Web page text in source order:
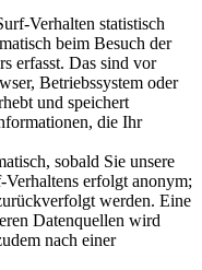
Verhalten statistisch
beim Besuch der
erfasst. Das sind vor
Betriebssystem oder
und speichert
die Ihr
sobald Sie unsere
erfolgt anonym;
werden. Eine
Datenquellen wird
nach einer